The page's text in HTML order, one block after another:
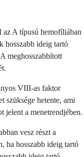
az A típusú hemofíliában
hosszabb ideig tartó
meghosszabbított
VIII-as faktor
szüksége hetente, ami
jelent a menetrendjében.
vesz részt a
ha hosszabb ideig tartó